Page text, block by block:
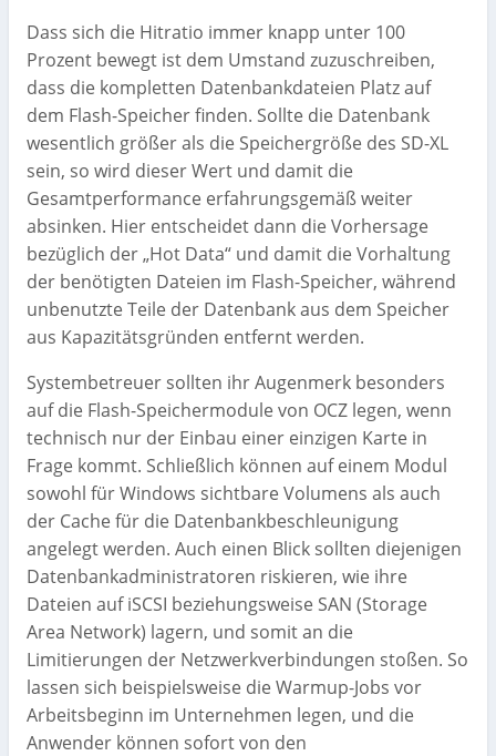
Dass sich die Hitratio immer knapp unter 100
Prozent bewegt ist dem Umstand zuzuschreiben,
dass die kompletten Datenbankdateien Platz auf
dem Flash-Speicher finden. Sollte die Datenbank
wesentlich größer als die Speichergröße des SD-XL
sein, so wird dieser Wert und damit die
Gesamtperformance erfahrungsgemäß weiter
absinken. Hier entscheidet dann die Vorhersage
bezüglich der „Hot Data“ und damit die Vorhaltung
der benötigten Dateien im Flash-Speicher, während
unbenutzte Teile der Datenbank aus dem Speicher
aus Kapazitätsgründen entfernt werden.
Systembetreuer sollten ihr Augenmerk besonders
auf die Flash-Speichermodule von OCZ legen, wenn
technisch nur der Einbau einer einzigen Karte in
Frage kommt. Schließlich können auf einem Modul
sowohl für Windows sichtbare Volumens als auch
der Cache für die Datenbankbeschleunigung
angelegt werden. Auch einen Blick sollten diejenigen
Datenbankadministratoren riskieren, wie ihre
Dateien auf iSCSI beziehungsweise SAN (Storage
Area Network) lagern, und somit an die
Limitierungen der Netzwerkverbindungen stoßen. So
lassen sich beispielsweise die Warmup-Jobs vor
Arbeitsbeginn im Unternehmen legen, und die
Anwender können sofort von den